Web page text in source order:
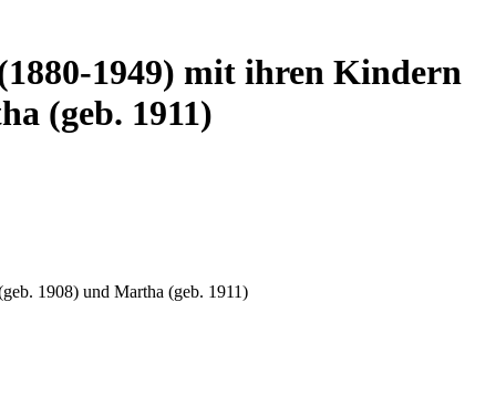
1949) mit ihren Kindern
(geb. 1911)
1908) und Martha (geb. 1911)